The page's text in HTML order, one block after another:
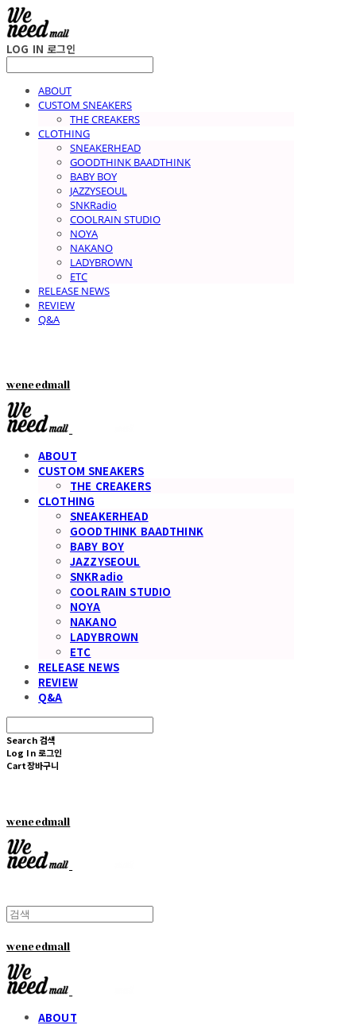
LOG IN 로그인
ABOUT
CUSTOM SNEAKERS
THE CREAKERS
CLOTHING
SNEAKERHEAD
GOODTHINK BAADTHINK
BABY BOY
JAZZYSEOUL
SNKRadio
COOLRAIN STUDIO
NOYA
NAKANO
LADYBROWN
ETC
RELEASE NEWS
REVIEW
Q&A
weneedmall
ABOUT
CUSTOM SNEAKERS
THE CREAKERS
CLOTHING
SNEAKERHEAD
GOODTHINK BAADTHINK
BABY BOY
JAZZYSEOUL
SNKRadio
COOLRAIN STUDIO
NOYA
NAKANO
LADYBROWN
ETC
RELEASE NEWS
REVIEW
Q&A
Search 검색
Log In 로그인
Cart장바구니
weneedmall
weneedmall
ABOUT